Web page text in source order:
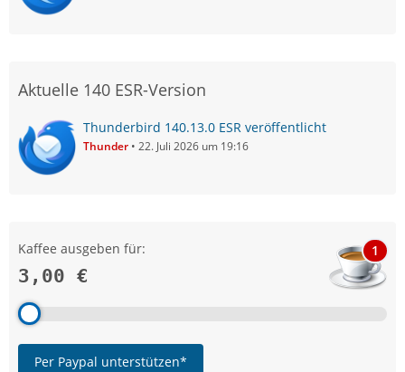
Aktuelle 140 ESR-Version
Thunderbird 140.13.0 ESR veröffentlicht
Thunder 22. Juli 2026 um 19:16
Kaffee ausgeben für:
3,00 €
1
Per Paypal unterstützen*